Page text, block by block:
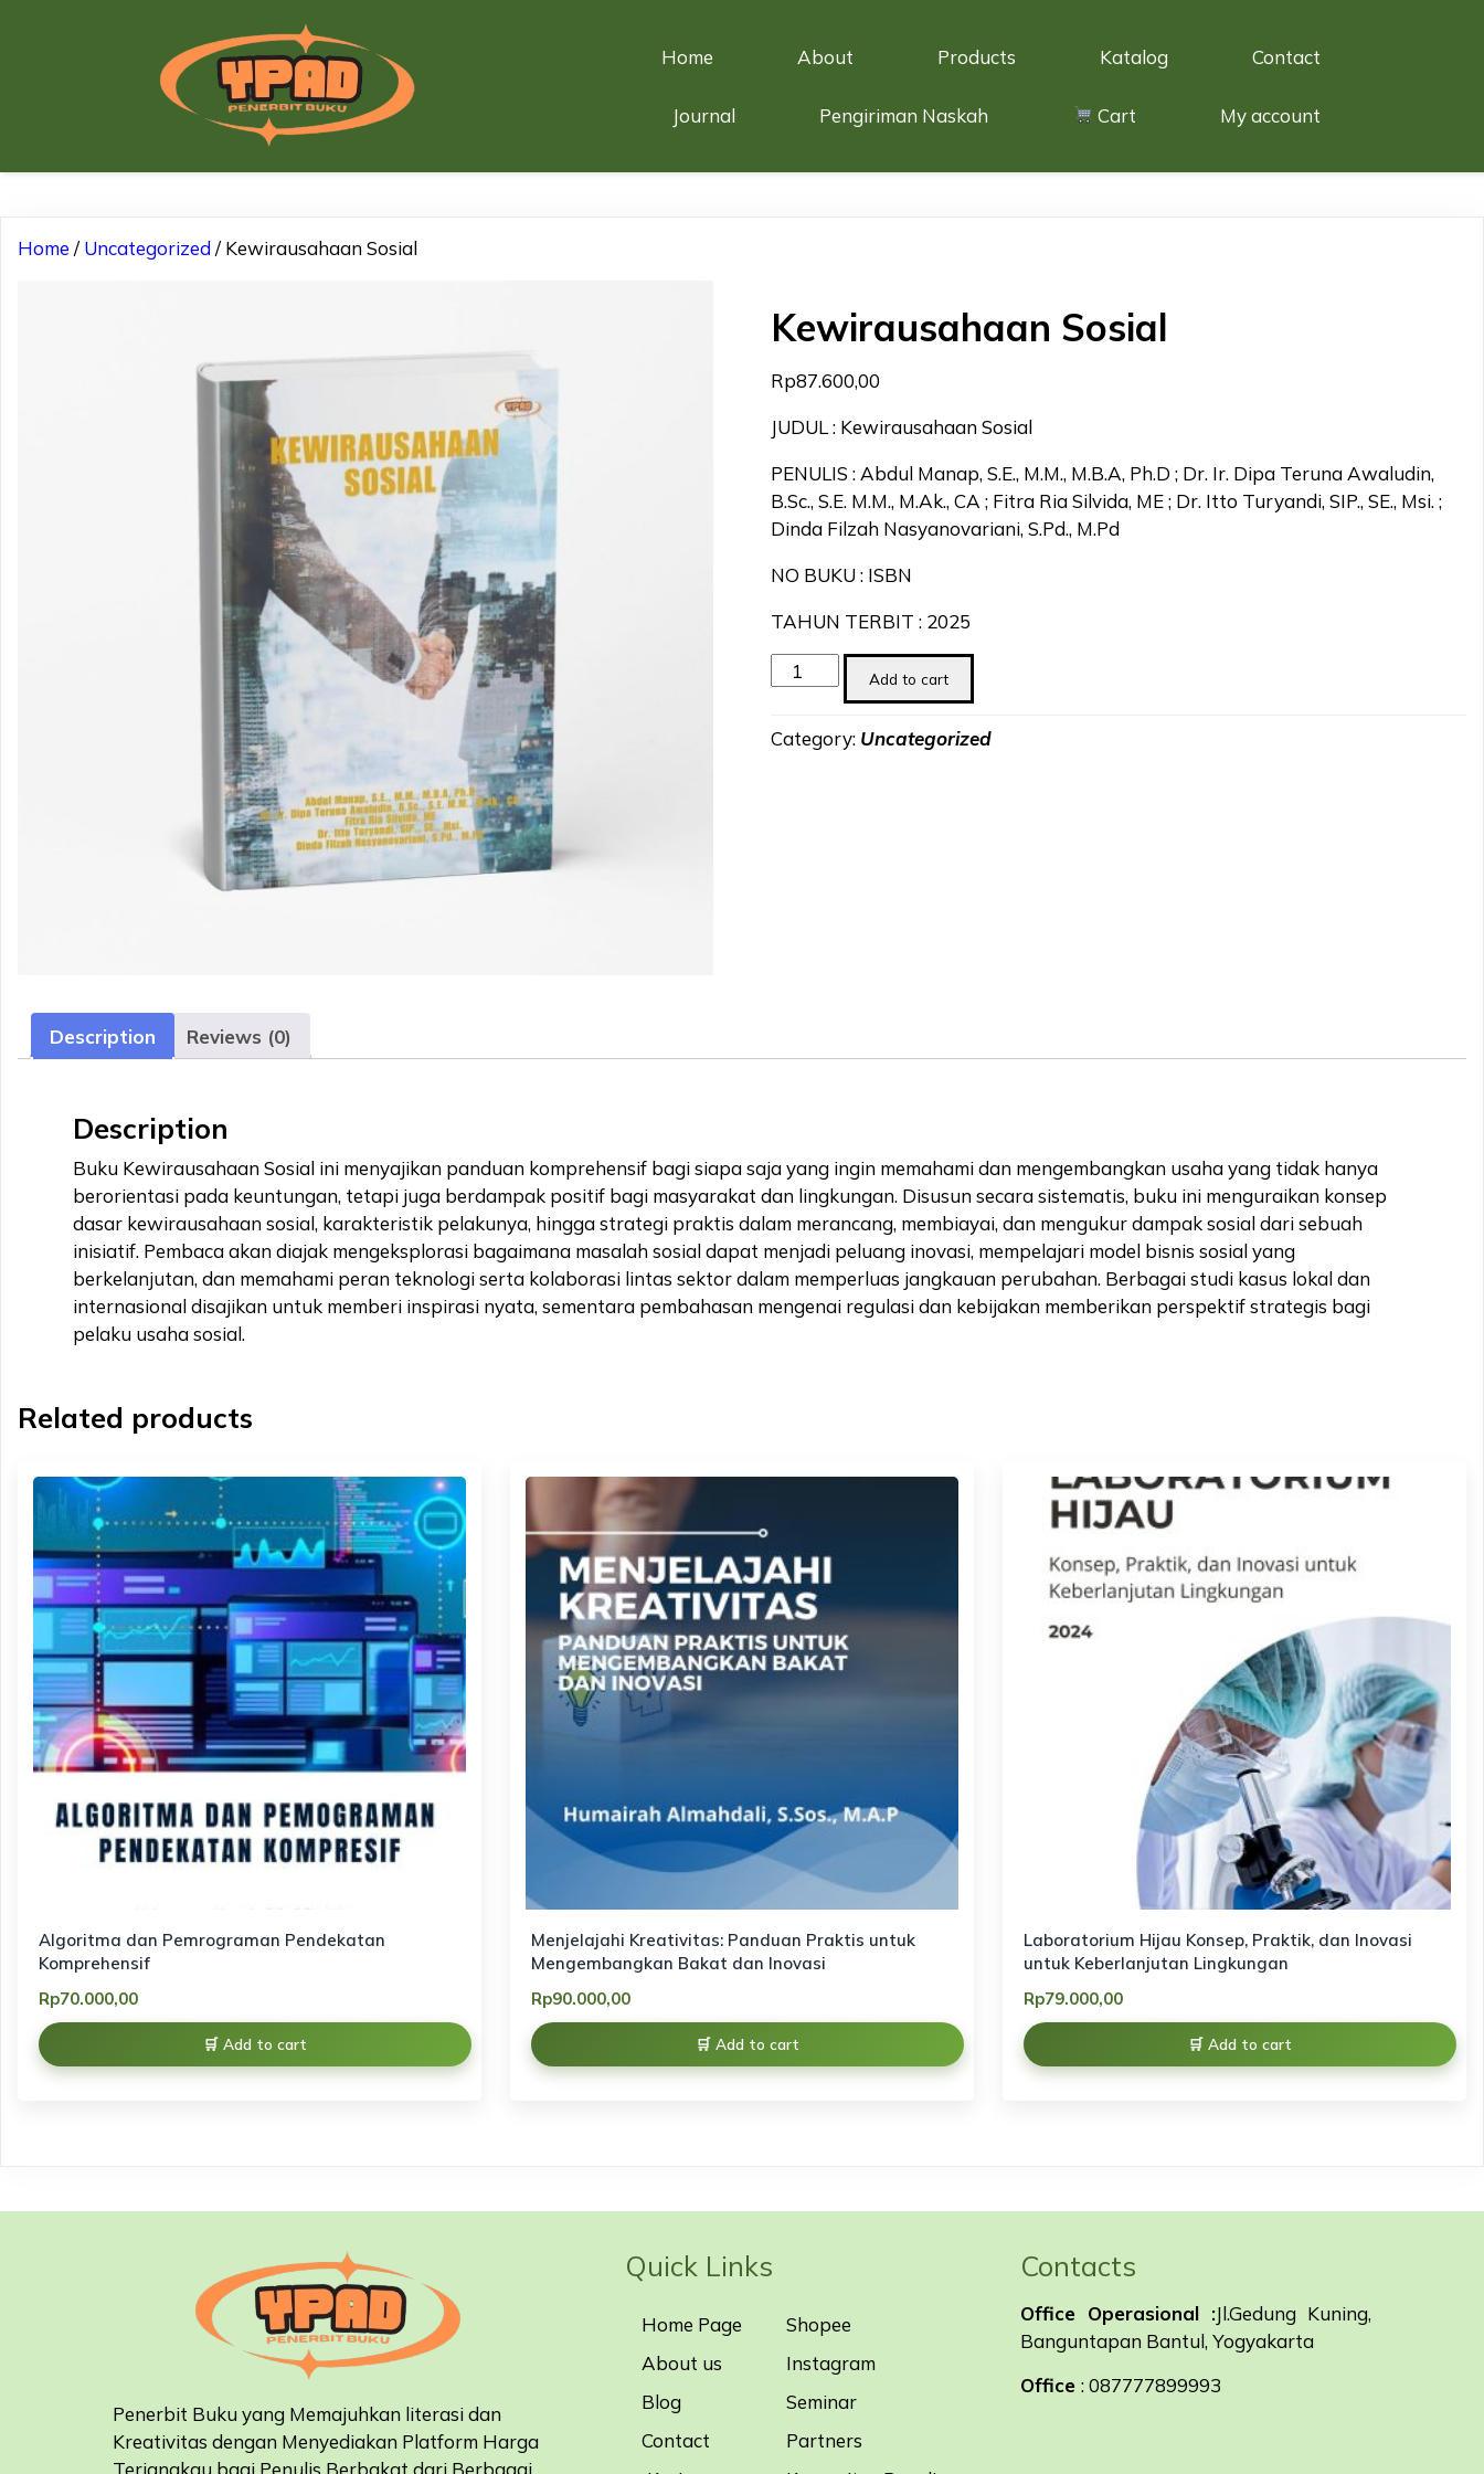
Home About Products Katalog Contact
Journal Pengiriman Naskah Cart My account
Home /Uncategorized/ Kewirausahaan Sosial
Kewirausahaan Sosial
Rp87.600,00
JUDUL : Kewirausahaan Sosial
PENULIS : Abdul Manap, S.E., M.M., M.B.A, Ph.D ; Dr. Ir. Dipa Teruna Awaludin,
B.Sc., S.E. M.M., M.Ak., CA ; Fitra Ria Silvida, ME ; Dr. Itto Turyandi, SIP., SE., Msi. ;
Dinda Filzah Nasyanovariani, S.Pd., M.Pd
NO BUKU : ISBN
TAHUN TERBIT : 2025
Kewirausahaan
Sosial
Add to cart
Category: Uncategorized
Description Reviews (0)
Description
Buku Kewirausahaan Sosial ini menyajikan panduan komprehensif bagi siapa saja yang ingin memahami dan mengembangkan usaha yang tidak hanya
berorientasi pada keuntungan, tetapi juga berdampak positif bagi masyarakat dan lingkungan. Disusun secara sistematis, buku ini menguraikan konsep
dasar kewirausahaan sosial, karakteristik pelakunya, hingga strategi praktis dalam merancang, membiayai, dan mengukur dampak sosial dari sebuah
inisiatif. Pembaca akan diajak mengeksplorasi bagaimana masalah sosial dapat menjadi peluang inovasi, mempelajari model bisnis sosial yang
berkelanjutan, dan memahami peran teknologi serta kolaborasi lintas sektor dalam memperluas jangkauan perubahan. Berbagai studi kasus lokal dan
internasional disajikan untuk memberi inspirasi nyata, sementara pembahasan mengenai regulasi dan kebijakan memberikan perspektif strategis bagi
pelaku usaha sosial.
Related products
Algoritma dan Pemrograman Pendekatan
Komprehensif
Rp70.000,00
Add to cart
Menjelajahi Kreativitas: Panduan Praktis untuk
Mengembangkan Bakat dan Inovasi
Rp90.000,00
Add to cart
Laboratorium Hijau Konsep, Praktik, dan Inovasi
untuk Keberlanjutan Lingkungan
Rp79.000,00
Add to cart
Penerbit Buku yang Memajuhkan literasi dan
Kreativitas dengan Menyediakan Platform Harga
Terjangkau bagi Penulis Berbakat dari Berbagai
Quick Links
Home Page
About us
Blog
Contact
Shopee
Instagram
Seminar
Partners
Contacts
Office Operasional :Jl.Gedung Kuning,
Banguntapan Bantul, Yogyakarta
Office: 087777899993